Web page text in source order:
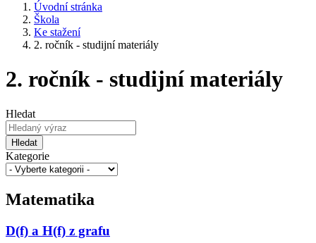
Úvodní stránka
Škola
Ke stažení
2. ročník - studijní materiály
2. ročník - studijní materiály
Hledat
Hledat
Kategorie
Matematika
D(f) a H(f) z grafu